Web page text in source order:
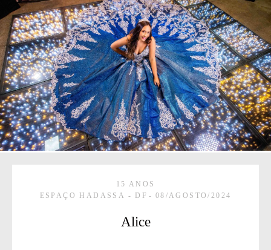
15 ANOS
ESPAÇO HADASSA - DF
08/AGOSTO/2024
Alice